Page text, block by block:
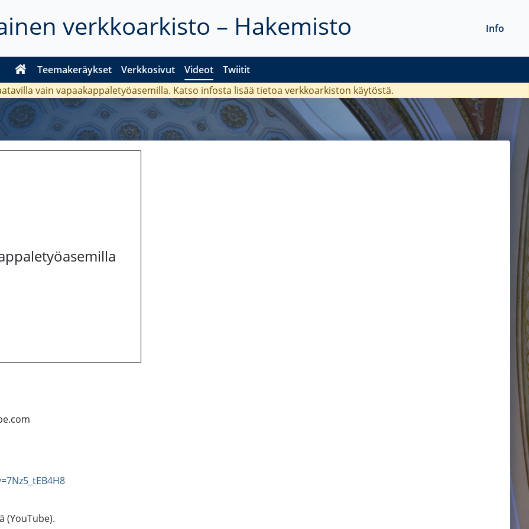
verkkoarkisto – Hakemisto
Teemakeräykset Verkkosivut Videot Twiitit
Info
vain vapaakappaletyöasemilla. Katso infosta lisää tietoa verkkoarkiston käytöstä.
(YouTube).